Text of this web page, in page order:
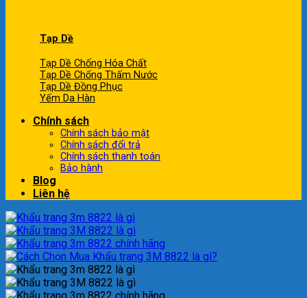
Tạp Dề
Tạp Dề Chống Hóa Chất
Tạp Dề Chống Thấm Nước
Tạp Dề Đồng Phục
Yếm Da Hàn
Chính sách
Chính sách bảo mật
Chính sách đổi trả
Chính sách thanh toán
Bảo hành
Blog
Liên hệ